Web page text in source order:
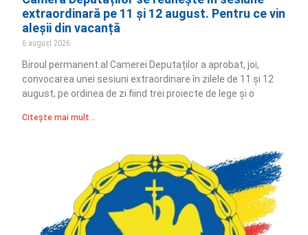
extraordinară pe 11 și 12 august. Pentru ce vin
aleșii din vacanță
6 august 2026
Biroul permanent al Camerei Deputaților a aprobat, joi,
convocarea unei sesiuni extraordinare în zilele de 11 și 12
august, pe ordinea de zi fiind trei proiecte de lege și o
Citește mai mult ..